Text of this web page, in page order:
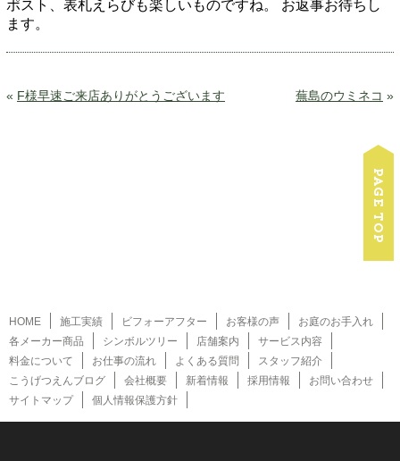
ポスト、表札えらびも楽しいものですね。
お返事お待ちし
ます。
« F様早速ご来店ありがとうございます 蕪島のウミネコ »
HOME 施工実績 ビフォーアフター お客様の声
お庭のお手入れ
各メーカー商品
シンボルツリー 店舗案内
サービス内容
料金について
お仕事の流れ よくある質問
スタッフ紹介
こうげつえんブログ
会社概要 新着情報 採用情報
お問い合わせ
サイトマップ
個人情報保護方針